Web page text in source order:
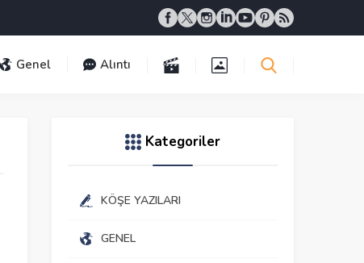
Genel Alıntı
Kategoriler
KÖŞE YAZILARI
GENEL